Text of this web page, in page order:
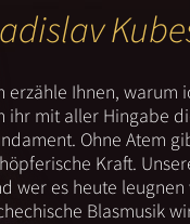
erzähle Ihnen, warum
ihr mit aller Hingabe
Ohne Atem
Kraft.
wer es heute
Blasmusik